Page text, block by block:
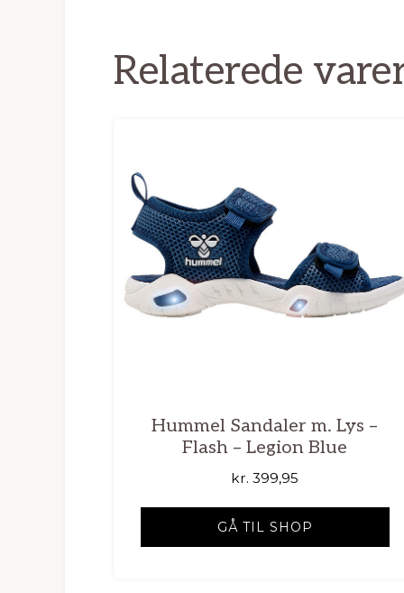
Relaterede
Hummel Sandaler m. Lys –
Flash – Legion Blue
kr. 399,95
GÅ TIL SHOP